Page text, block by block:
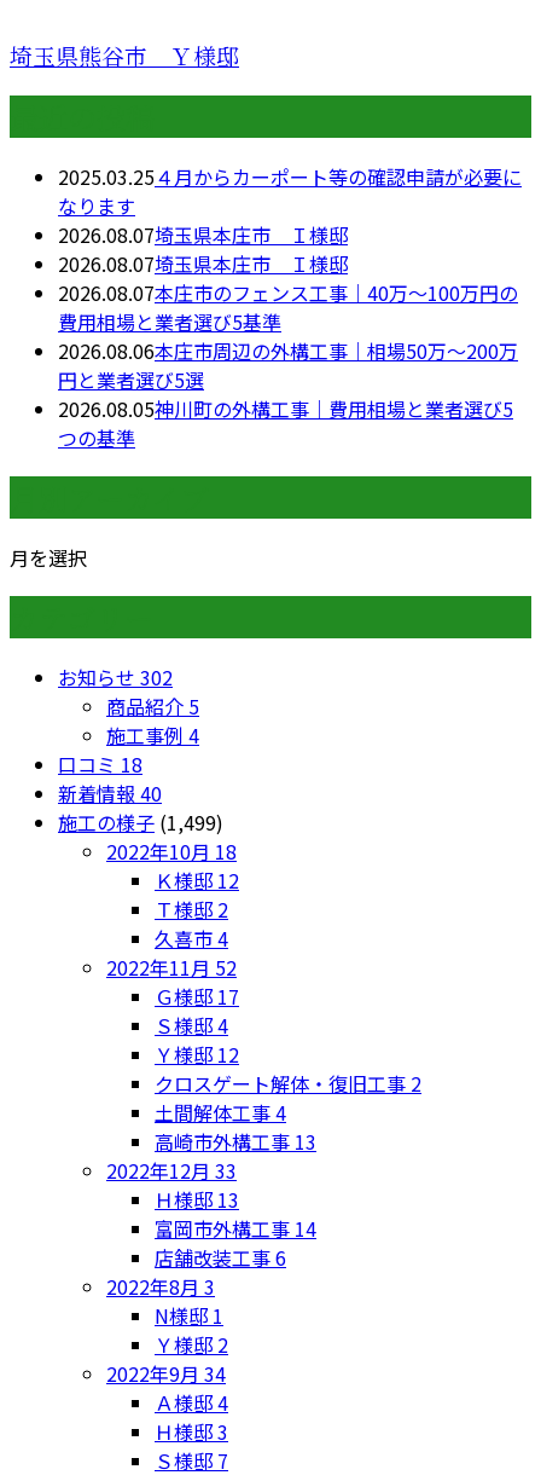
埼玉県熊谷市 Ｙ様邸
2025.03.25４月からカーポート等の確認申請が必要に
なります
2026.08.07埼玉県本庄市 Ｉ様邸
2026.08.07埼玉県本庄市 Ｉ様邸
2026.08.07本庄市のフェンス工事｜40万〜100万円の
費用相場と業者選び5基準
2026.08.06本庄市周辺の外構工事｜相場50万〜200万
円と業者選び5選
2026.08.05神川町の外構工事｜費用相場と業者選び5
つの基準
月を選択
お知らせ 302
商品紹介 5
施工事例 4
口コミ 18
新着情報 40
施工の様子 (1,499)
2022年10月 18
Ｋ様邸 12
Ｔ様邸 2
久喜市4
2022年11月 52
Ｇ様邸 17
Ｓ様邸4
Ｙ様邸 12
クロスゲート解体・復旧工事 2
土間解体工事4
高崎市外構工事 13
2022年12月 33
Ｈ様邸 13
富岡市外構工事 14
店舗改装工事6
2022年8月 3
N様邸 1
Ｙ様邸 2
2022年9月 34
Ａ様邸4
Ｈ様邸3
Ｓ様邸 7